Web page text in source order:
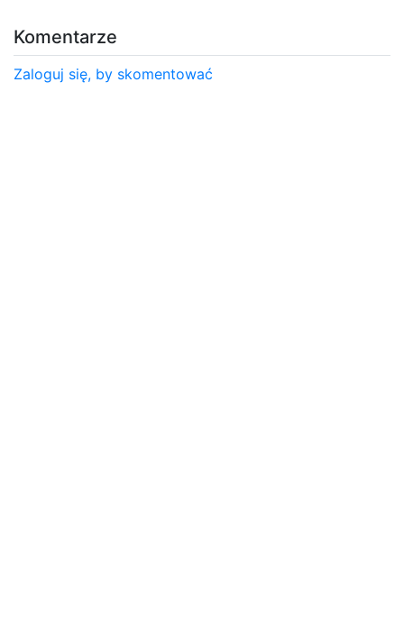
Komentarze
Zaloguj się, by skomentować